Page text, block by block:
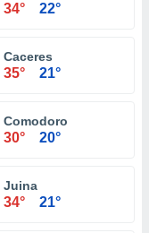
34° 22°
Caceres
35° 21°
Comodoro
30° 20°
Juina
34° 21°